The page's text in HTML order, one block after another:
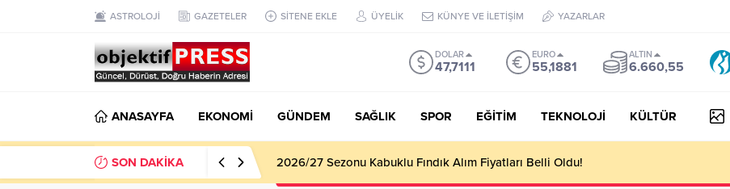
ASTROLOJİ GAZETELER SİTENE EKLE ÜYELİK KÜNYE VE İLETİŞİM YAZARLAR
DOLAR
47,7111
EURO
55,1881
ALTIN
6.660,55
ANASAYFA EKONOMİ GÜNDEM SAĞLIK SPOR EĞİTİM TEKNOLOJİ KÜLTÜR
SON DAKİKA 2026/27 Sezonu Kabuklu Fındık Alım Fiyatları Belli Oldu!